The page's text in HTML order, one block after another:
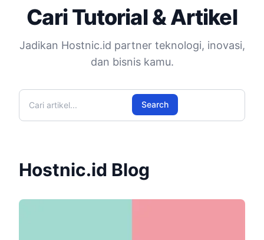
Cari Tutorial & Artikel
Jadikan Hostnic.id partner teknologi, inovasi,
dan bisnis kamu.
Cari artikel
Search
Hostnic.id Blog